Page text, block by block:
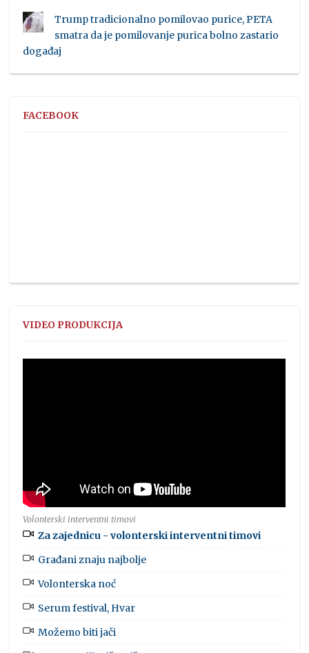
Trump tradicionalno pomilovao purice, PETA
smatra da je pomilovanje purica bolno zastario
događaj
FACEBOOK
VIDEO PRODUKCIJA
Volonterski interventni timovi
Za zajednicu - volonterski interventni timovi
Građani znaju najbolje
Volonterska noć
Serum festival, Hvar
Možemo biti jači